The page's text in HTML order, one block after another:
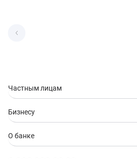
Частным лицам
Бизнесу
О банке